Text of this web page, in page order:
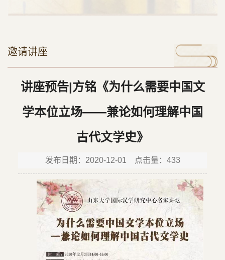
邀请讲座
讲座预告|方铭《为什么需要中国文
学本位立场——兼论如何理解中国
古代文学史》
发布日期：2020-12-01 点击量： 433